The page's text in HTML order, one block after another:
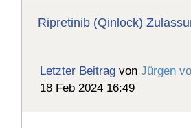
Ripretinib (Qinlock)
Letzter Beitrag vonJürgen
18 Feb 2024 16:49